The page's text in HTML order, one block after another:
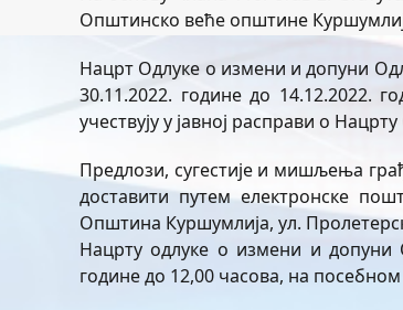
Општинско веће општине
Нацрт Одлуке о измени и допуни
30.11.2022. године до 14.12.2022.
учествују у јавној расправи о
Предлози, сугестије и мишљења
доставити путем електронске
Општина Куршумлија, ул.
Нацрту одлуке о измени и допуни
године до 12,00 часова, на